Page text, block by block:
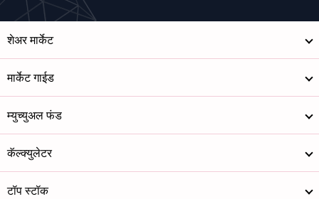
शेअर मार्केट
मार्केट गाईड
म्युच्युअल फंड
कॅल्क्युलेटर
टॉप स्टॉक